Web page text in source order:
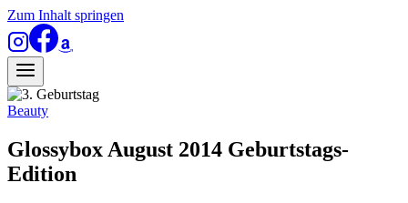
Zum Inhalt springen
Beauty
Glossybox August 2014 Geburtstags-
Edition